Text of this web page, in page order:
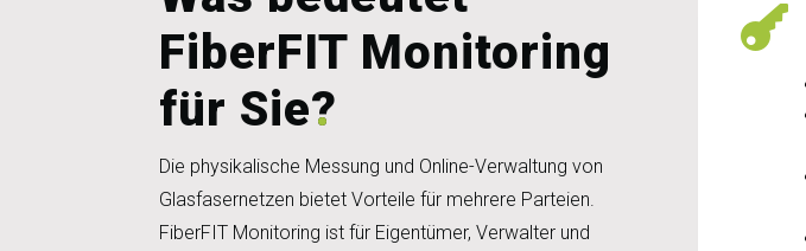
FiberFIT Monitoring
für Sie?
Die physikalische Messung und Online-Verwaltung von
Glasfasernetzen bietet Vorteile für mehrere Parteien.
FiberFIT Monitoring ist für Eigentümer, Verwalter und
